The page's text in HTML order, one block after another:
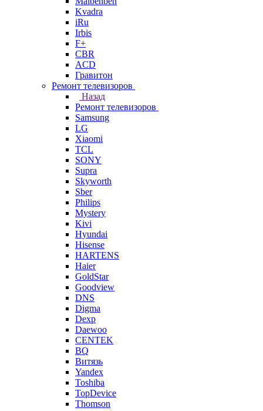
Kvadra
iRu
Irbis
F+
CBR
ACD
Гравитон
Ремонт телевизоров
Назад
Ремонт телевизоров
Samsung
LG
Xiaomi
TCL
SONY
Supra
Skyworth
Sber
Philips
Mystery
Kivi
Hyundai
Hisense
HARTENS
Haier
GoldStar
Goodview
DNS
Digma
Dexp
Daewoo
CENTEK
BQ
Витязь
Yandex
Toshiba
TopDevice
Thomson